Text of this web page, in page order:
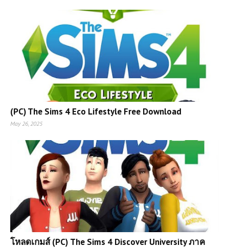
(PC) The Sims 4 Eco Lifestyle Free Download
May 26, 2025
โหลดเกมส์ (PC) The Sims 4 Discover University ภาค